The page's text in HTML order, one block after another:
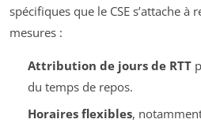
spécifiques que le CSE s’attache à
mesures :
Attribution de jours de RTT
du temps de repos.
Horaires flexibles,